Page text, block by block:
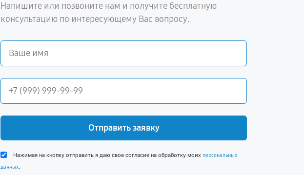
Напишите или позвоните нам и получите бесплатную
консультацию по интересующему Вас вопросу.
Отправить заявку
Нажимая на кнопку отправить я даю свое согласие на обработку моих персональных
данных.